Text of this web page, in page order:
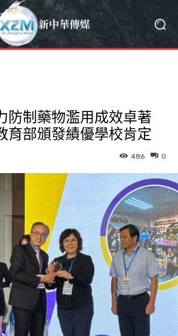
防制藥物濫用成效卓著
育部頒發績優學校肯定
0
486